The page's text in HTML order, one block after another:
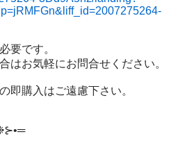
要です。
はお気軽にお問合せください。
即購入はご遠慮下さい。